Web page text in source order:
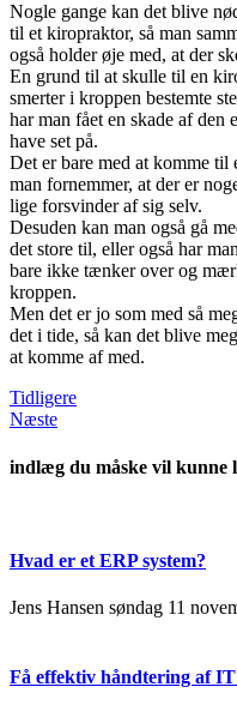
Nogle gange kan det blive
til et kiropraktor, så man
også holder øje med, at der
En grund til at skulle til en
smerter i kroppen bestemte
har man fået en skade af den
have set på.
Det er bare med at komme til
man fornemmer, at der er
lige forsvinder af sig selv.
Desuden kan man også gå
det store til, eller også har
bare ikke tænker over og
kroppen.
Men det er jo som med så
det i tide, så kan det blive
at komme af med.
Tidligere
Næste
indlæg du måske vil kunne
Hvad er et ERP system?
Jens Hansen søndag 11
Få effektiv håndtering af